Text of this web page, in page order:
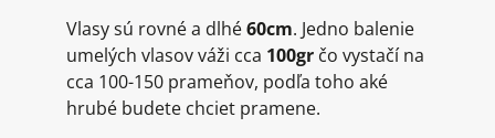
Vlasy sú rovné a dlhé60cm. Jedno balenie
umelých vlasov váži cca 100gr čo vystačí na
cca 100-150 prameňov, podľa toho aké
hrubé budete chciet pramene.